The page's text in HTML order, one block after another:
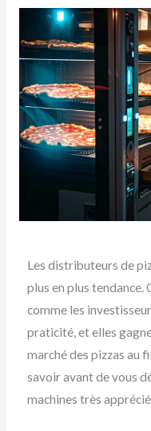
Les distributeurs de
plus en plus tendance.
comme les
praticité, et elles
marché des pizzas au
savoir avant de vous
machines très